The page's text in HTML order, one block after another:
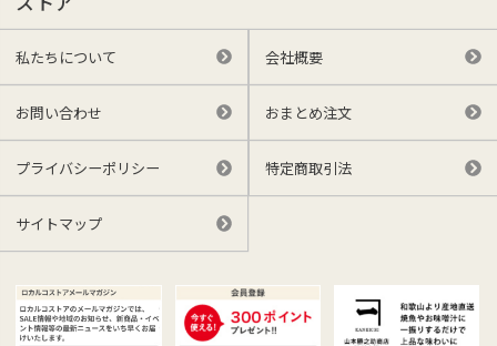
私たちについて 会社概要
お問い合わせ おまとめ注文
プライバシーポリシー 特定商取引法
サイトマップ